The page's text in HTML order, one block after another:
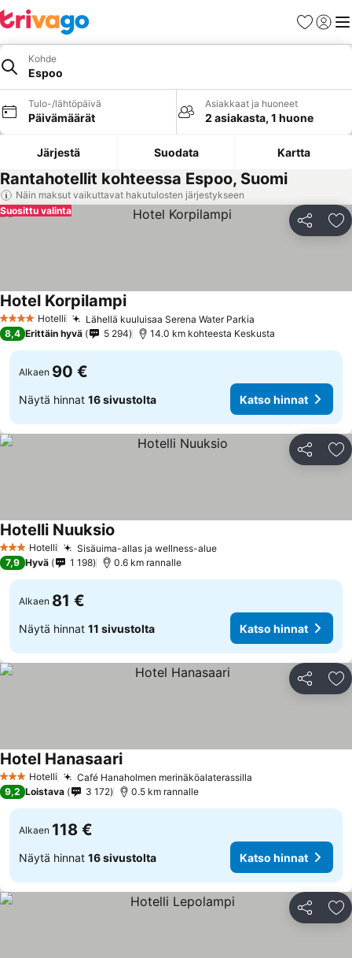
Suosikit
Kohde
Espoo
Tulo-/lähtöpäivä
Päivämäärät
Asiakkaat ja huoneet
2 asiakasta, 1 huone
Järjestä Suodata Kartta
Rantahotellit kohteessa Espoo, Suomi
Näin maksut vaikuttavat hakutulosten järjestykseen
Jaa
Suosittu valinta
4 Tähtiluokitus
Hotelli Lähellä kuuluisaa Serena Water Parkia
Hotel KorpilampiKatso hinnat
8,4 Erittäin hyvä 5 294 14.0 km kohteesta Keskusta
Alkaen 90 €
Näytä hinnat 16 sivustolta Katso hinnat
Jaa
3 Tähtiluokitus
Hotelli Sisäuima-allas ja wellness-alueKatso hinnat
Hotelli Nuuksio
7,9 Hyvä 1 198 0.6 km rannalle
Alkaen 81 €
Näytä hinnat 11 sivustolta Katso hinnat
Jaa
3 Tähtiluokitus
Hotelli Café Hanaholmen merinäköalaterassilla
Hotel HanasaariKatso hinnat
9,2 Loistava 3 172 0.5 km rannalle
Alkaen 118 €
Näytä hinnat 16 sivustolta Katso hinnat
Jaa